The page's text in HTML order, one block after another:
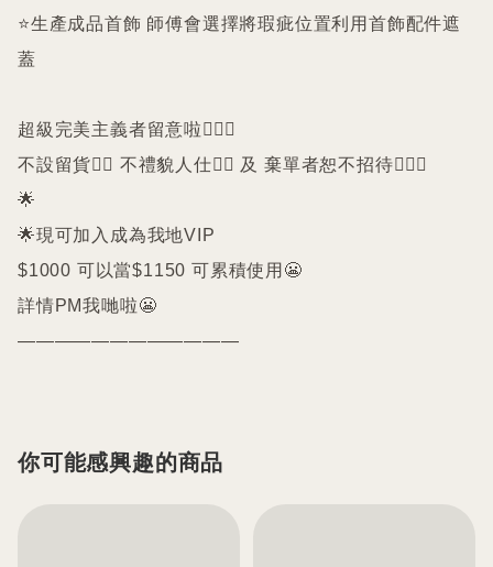
⭐️生產成品首飾 師傅會選擇將瑕疵位置利用首飾配件遮
蓋
超級完美主義者留意啦🙇🏻‍♀️
不設留貨🙅‍♀️ 不禮貌人仕🙅‍♀️ 及 棄單者恕不招待🙇🏻‍♀️
🌟
🌟現可加入成為我地VIP
$1000 可以當$1150 可累積使用😬
詳情PM我哋啦😬
————————————
你可能感興趣的商品